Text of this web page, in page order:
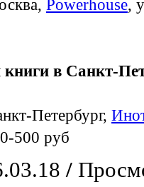
Powerhouse,
в Санкт-
Петербург,
500 руб
/